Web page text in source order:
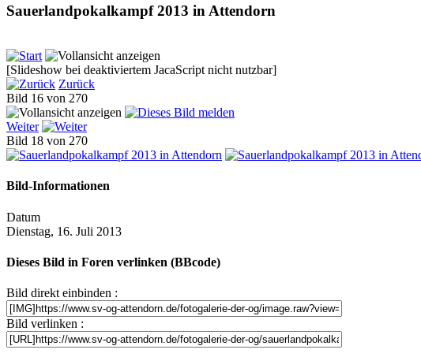
Sauerlandpokalkampf 2013 in Attendorn
[Slideshow bei deaktiviertem JacaScript nicht nutzbar]
Zurück
Bild 16 von 270
Weiter
Bild 18 von 270
Bild-Informationen
Datum
Dienstag, 16. Juli 2013
Dieses Bild in Foren verlinken (BBcode)
Bild direkt einbinden :
Bild verlinken :